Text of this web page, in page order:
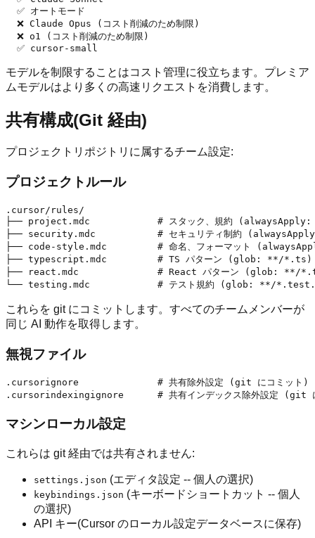
  ✅ オートモード
  ❌ Claude Opus (コスト削減のため制限)
  ❌ o1 (コスト削減のため制限)
モデルを制限することはコスト管理に役立ちます。プレミア
ムモデルはより多くの高速リクエストを消費します。
共有構成(Git 経由)
プロジェクトリポジトリに属するチーム設定:
プロジェクトルール
.cursor/rules/
├── project.mdc            # スタック、規約
├── security.mdc           # セキュリティ制約
├── code-style.mdc         # 命名、フォーマット
├── typescript.mdc         # TS パターン (glob: **/*.ts)
├── react.mdc              # React パターン (glob: **/
これらを git にコミットします。すべてのチームメンバーが
同じ AI 動作を取得します。
無視ファイル
.cursorignore              # 共有除外設定 (git にコミット)
マシンローカル設定
これらは git 経由では共有されません:
settings.json (エディタ設定 -- 個人の選択)
keybindings.json (キーボードショートカット -- 個人
の選択)
API キー(Cursor のローカル設定データベースに保存)